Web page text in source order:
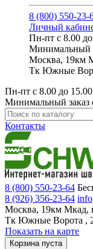
8 (800) 550-23-
Личный
Пн-пт с 8.00
Минимальный
Москва, 19км
Тк Южные
Пн-пт с 8.00 до
Минимальный заказ
Контакты
8 (800) 550-23-64
8 (926) 356-23-64
Москва, 19км Мкад,
Тк Южные Ворота ,
Показать на карте
Корзина пуста